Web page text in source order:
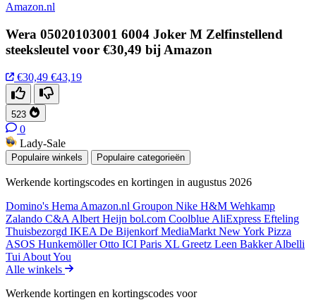
Amazon.nl
Wera 05020103001 6004 Joker M Zelfinstellend
steeksleutel voor €30,49 bij Amazon
€30,49 €43,19
523
0
Lady-Sale
Populaire winkels Populaire categorieën
Werkende kortingscodes en kortingen in augustus 2026
Domino's Hema Amazon.nl Groupon Nike H&M Wehkamp
Zalando C&A Albert Heijn bol.com Coolblue AliExpress Efteling
Thuisbezorgd IKEA De BijenkorfMediaMarkt New York Pizza
ASOS HunkemöllerOtto ICI Paris XL Greetz Leen BakkerAlbelli
Tui About You
Alle winkels
Werkende kortingen en kortingscodes voor